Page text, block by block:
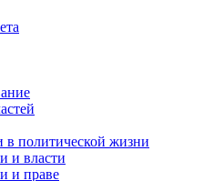
в политической жизни
и власти
и праве